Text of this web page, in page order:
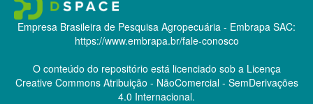
Empresa Brasileira de Pesquisa Agropecuária - Embrapa SAC:
https://www.embrapa.br/fale-conosco
O conteúdo do repositório está licenciado sob a Licença
Creative CommonsAtribuição - NãoComercial - SemDerivações
4.0 Internacional.